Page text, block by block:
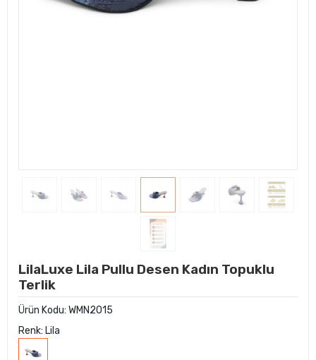
LilaLuxe Lila Pullu Desen Kadın Topuklu
Terlik
Ürün Kodu: WMN2015
Renk: Lila